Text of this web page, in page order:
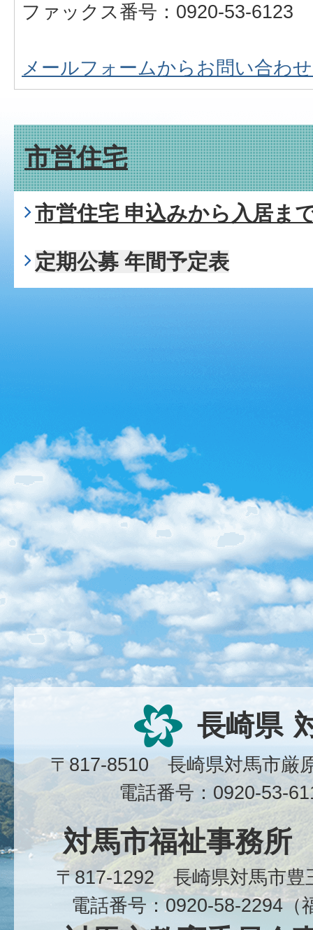
ファックス番号：0920-53-6123
メールフォームからお問い合わ
市営住宅
市営住宅 申込みから入居ま
定期公募 年間予定表
長崎県
〒817-8510 長崎県対馬市
電話番号：0920-53-
対馬市福祉事務所
〒817-1292 長崎県対馬市
電話番号：0920-58-2294（